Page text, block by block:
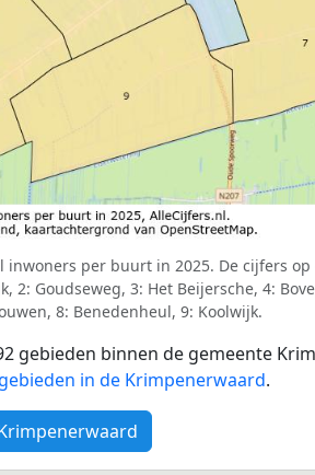
inwoners per buurt in 2025. De cijfers op
2: Goudseweg, 3: Het Beijersche, 4:
8: Benedenheul, 9: Koolwijk.
gebieden binnen de gemeente
in de Krimpenerwaard.